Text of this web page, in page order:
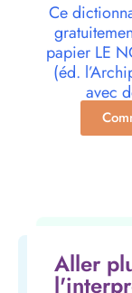
Ce
papier LE
(éd.
avec
Aller